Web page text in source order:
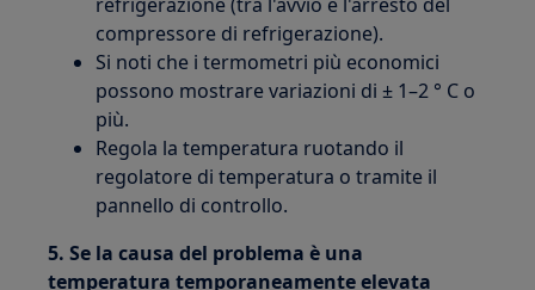
compressore di refrigerazione).
Si noti che i termometri più economici
possono mostrare variazioni di ± 1–2 ° C o
più.
Regola la temperatura ruotando il
regolatore di temperatura o tramite il
pannello di controllo.
5. Se la causa del problema è una
temperatura temporaneamente elevata